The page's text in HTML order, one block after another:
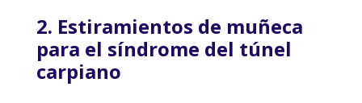
2. Estiramientos de muñeca
para el síndrome del túnel
carpiano